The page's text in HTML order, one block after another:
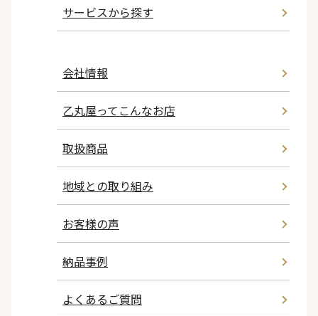
サービスから探す
会社情報
乙丸屋ってこんなお店
取扱商品
地域との取り組み
お客様の声
納品事例
よくあるご質問